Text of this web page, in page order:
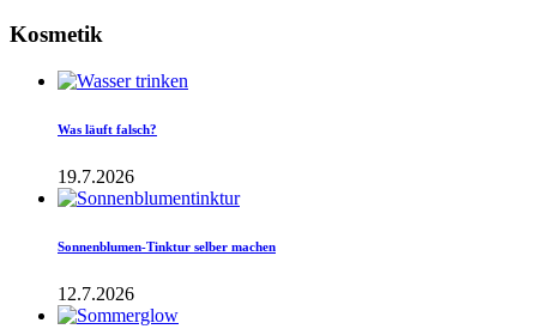
Kosmetik
Was läuft falsch?
19.7.2026
Sonnenblumen-Tinktur selber machen
12.7.2026